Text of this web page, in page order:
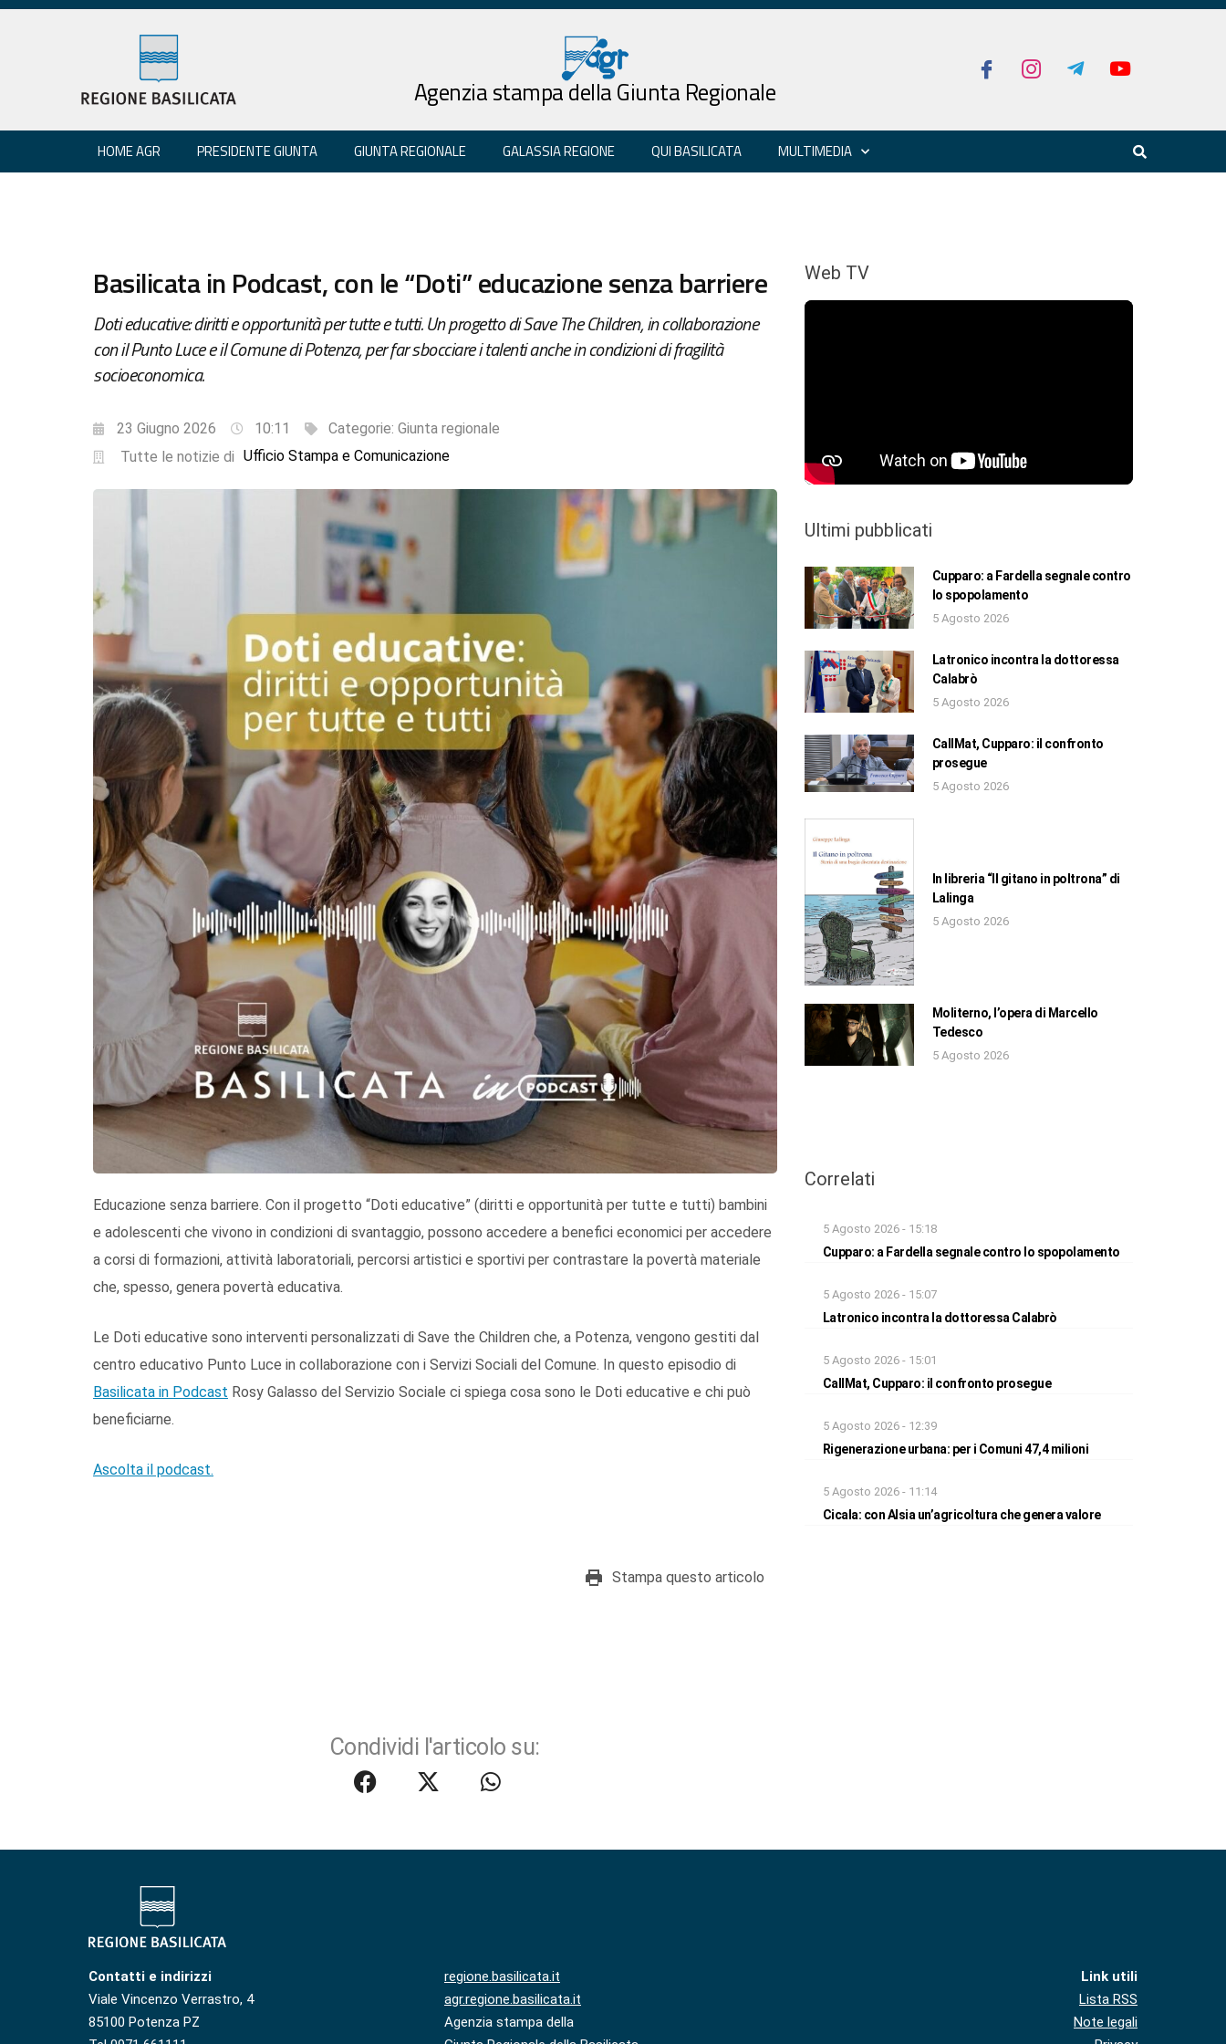
Agenzia stampa della Giunta Regionale
HOME AGR PRESIDENTE GIUNTA GIUNTA REGIONALE GALASSIA REGIONE QUI BASILICATA MULTIMEDIA
Basilicata in Podcast, con le “Doti” educazione senza barriere
Doti educative: diritti e opportunità per tutte e tutti. Un progetto di Save The Children, in collaborazione
con il Punto Luce e il Comune di Potenza, per far sbocciare i talenti anche in condizioni di fragilità
socioeconomica.
23 Giugno 2026 10:11 Categorie: Giunta regionale
Tutte le notizie di Ufficio Stampa e Comunicazione
Educazione senza barriere. Con il progetto “Doti educative” (diritti e opportunità per tutte e tutti) bambini
e adolescenti che vivono in condizioni di svantaggio, possono accedere a benefici economici per accedere
a corsi di formazioni, attività laboratoriali, percorsi artistici e sportivi per contrastare la povertà materiale
che, spesso, genera povertà educativa.
Le Doti educative sono interventi personalizzati di Save the Children che, a Potenza, vengono gestiti dal
centro educativo Punto Luce in collaborazione con i Servizi Sociali del Comune. In questo episodio di
Basilicata in Podcast Rosy Galasso del Servizio Sociale ci spiega cosa sono le Doti educative e chi può
beneficiarne.
Ascolta il podcast.
Stampa questo articolo
Condividi l'articolo su:
Web TV
Ultimi pubblicati
Cupparo: a Fardella segnale contro
lo spopolamento
5 Agosto 2026
Latronico incontra la dottoressa
Calabrò
5 Agosto 2026
CallMat, Cupparo: il confronto
prosegue
5 Agosto 2026
In libreria “Il gitano in poltrona” di
Lalinga
5 Agosto 2026
Moliterno, l’opera di Marcello
Tedesco
5 Agosto 2026
Correlati
5 Agosto 2026 - 15:18
Cupparo: a Fardella segnale contro lo spopolamento
5 Agosto 2026 - 15:07
Latronico incontra la dottoressa Calabrò
5 Agosto 2026 - 15:01
CallMat, Cupparo: il confronto prosegue
5 Agosto 2026 - 12:39
Rigenerazione urbana: per i Comuni 47,4 milioni
5 Agosto 2026 - 11:14
Cicala: con Alsia un’agricoltura che genera valore
Contatti e indirizzi
Viale Vincenzo Verrastro, 4
85100 Potenza PZ
regione.basilicata.it
agr.regione.basilicata.it
Agenzia stampa della
Link utili
Lista RSS
Note legali